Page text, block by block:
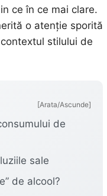
ce în ce mai clare.
o atenție sporită
stilului de
[Arata/Ascunde]
de
sale
de alcool?